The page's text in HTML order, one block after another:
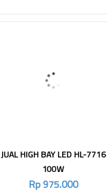
JUAL HIGH BAY LED HL-7716
100W
Rp 975.000